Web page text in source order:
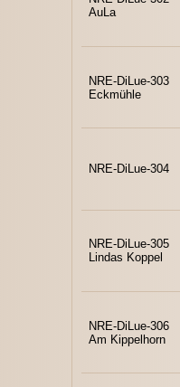
AuLa
NRE-DiLue-303
Eckmühle
NRE-DiLue-304
NRE-DiLue-305
Lindas Koppel
NRE-DiLue-306
Am Kippelhorn